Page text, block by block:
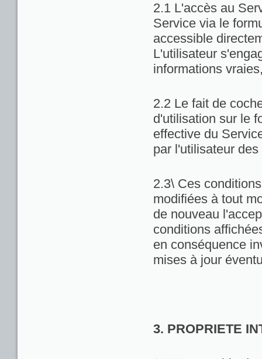
2.1 L'accès au
Service via le
accessible
L'utilisateur
informations
2.2 Le fait de
d'utilisation sur le
effective du
par l'utilisateur
2.3\ Ces
modifiées à tout
de nouveau
conditions
en conséquence
mises à jour
3. PROPRIETE